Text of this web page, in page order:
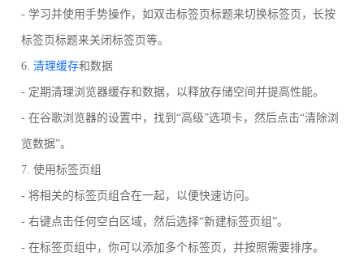
- 学习并使用手势操作，如双击标签页标题来切换标签页，长按
标签页标题来关闭标签页等。
6. 清理缓存和数据
- 定期清理浏览器缓存和数据，以释放存储空间并提高性能。
- 在谷歌浏览器的设置中，找到“高级”选项卡，然后点击“清除浏
览数据”。
7. 使用标签页组
- 将相关的标签页组合在一起，以便快速访问。
- 右键点击任何空白区域，然后选择“新建标签页组”。
- 在标签页组中，你可以添加多个标签页，并按照需要排序。